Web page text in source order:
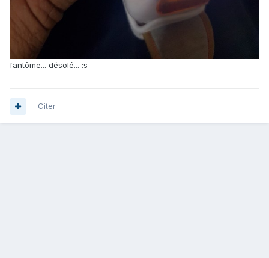
fantôme... désolé... :s
Citer